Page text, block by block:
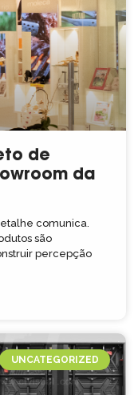
de
da
comunica.
são
percepção
UNCATEGORIZED